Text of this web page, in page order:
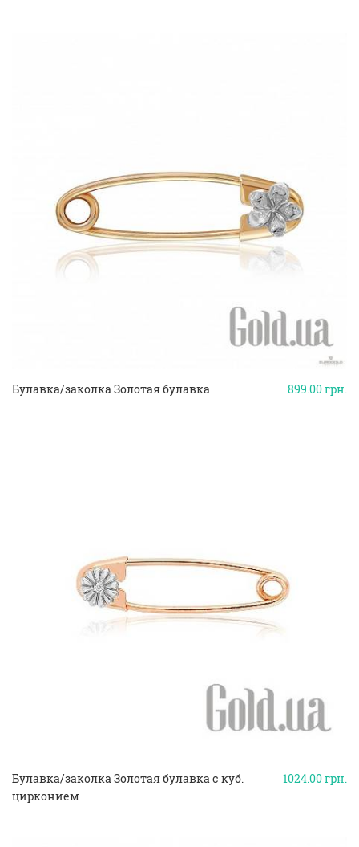
899.00грн.
Булавка/заколка Золотая булавка
1024.00грн.
Булавка/заколка Золотая булавка с куб.
цирконием